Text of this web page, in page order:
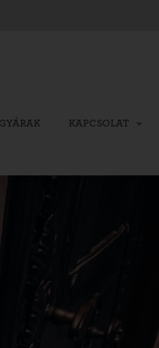
KAPCSOLAT